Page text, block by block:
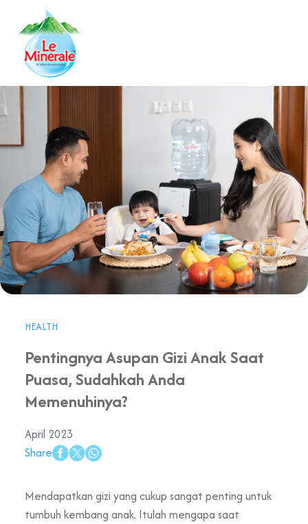
HEALTH
Pentingnya Asupan Gizi Anak Saat
Puasa, Sudahkah Anda
Memenuhinya?
April 2023
Share
Mendapatkan gizi yang cukup sangat penting untuk
tumbuh kembang anak. Itulah mengapa saat